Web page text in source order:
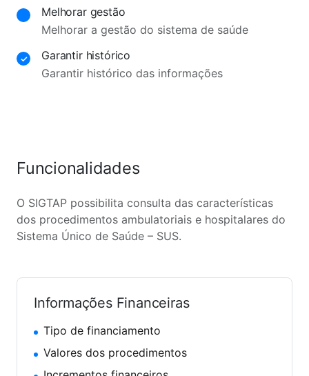
Melhorar gestão
Melhorar a gestão do sistema de saúde
✓
Garantir histórico
Garantir histórico das informações
Funcionalidades
O SIGTAP possibilita consulta das características
dos procedimentos ambulatoriais e hospitalares do
Sistema Único de Saúde – SUS.
Informações Financeiras
Tipo de financiamento
Valores dos procedimentos